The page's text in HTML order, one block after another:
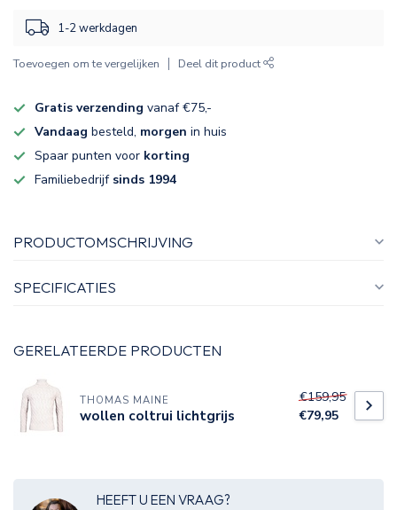
1-2 werkdagen
Toevoegen om te vergelijken Deel dit product
Gratis verzending vanaf €75,-
Vandaag besteld, morgen in huis
Spaar punten voor korting
Familiebedrijf sinds 1994
PRODUCTOMSCHRIJVING
SPECIFICATIES
GERELATEERDE PRODUCTEN
THOMAS MAINE
wollen coltrui lichtgrijs
€159,95
€79,95
HEEFT U EEN VRAAG?